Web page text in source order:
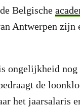
Belgische
Antwerpen zijn
ongelijkheid nog
de
het jaarsalaris